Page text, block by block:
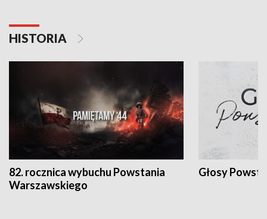
HISTORIA
82. rocznica wybuchu Powstania
Warszawskiego
Głosy